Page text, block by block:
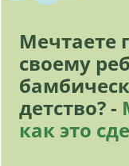
Мечтаете
своему
детство? -
как это